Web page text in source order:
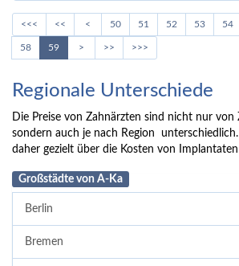
<<< << < 50 51 52 53 54
58 59 > >> >>>
Regionale Unterschiede
Die Preise von Zahnärzten sind nicht nur von
sondern auch je nach Region
daher gezielt über die Kosten von
Großstädte von A-Ka
Berlin
Bremen